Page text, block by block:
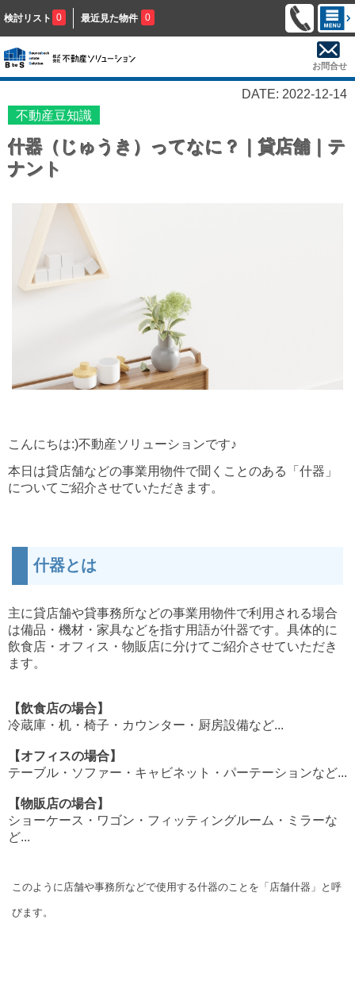
検討リスト 0 最近見た物件 0
お問合せ
DATE: 2022-12-14
不動産豆知識
什器（じゅうき）ってなに？｜貸店舗｜テ
ナント
こんにちは:)不動産ソリューションです♪
本日は貸店舗などの事業用物件で聞くことのある「什器」
についてご紹介させていただきます。
什器とは
主に貸店舗や貸事務所などの事業用物件で利用される場合
は備品・機材・家具などを指す用語が什器です。具体的に
飲食店・オフィス・物販店に分けてご紹介させていただき
ます。
【飲食店の場合】
冷蔵庫・机・椅子・カウンター・厨房設備など...
【オフィスの場合】
テーブル・ソファー・キャビネット・パーテーションなど...
【物販店の場合】
ショーケース・ワゴン・フィッティングルーム・ミラーな
ど...
このように店舗や事務所などで使用する什器のことを「店舗什器」と呼
びます。